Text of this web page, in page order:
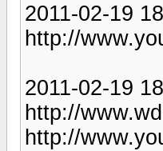
2011-02-19
http://
2011-02-19
http://
http://